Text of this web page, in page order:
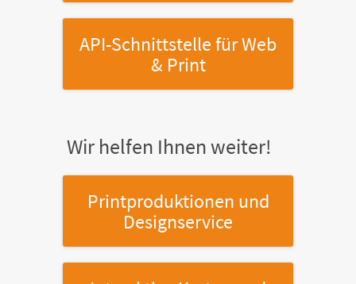
API-Schnittstellefür Web
& Print
Wir helfen Ihnen weiter!
Printproduktionen und
Designservice